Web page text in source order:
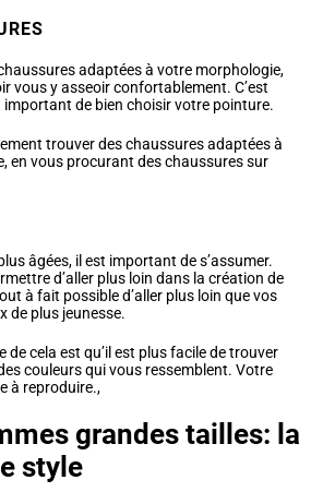
adaptées à votre morphologie,
vous y asseoir confortablement. C’est
important de bien choisir votre pointure.
trouver des chaussures adaptées à
en vous procurant des chaussures sur
âgées, il est important de s’assumer.
d’aller plus loin dans la création de
à fait possible d’aller plus loin que vos
de plus jeunesse.
de cela est qu’il est plus facile de trouver
couleurs qui vous ressemblent. Votre
à reproduire.,
grandes tailles: la
style